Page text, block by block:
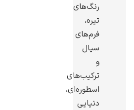
رنگ‌های
تیره،
فرم‌های
سیال
و
ترکیب‌های
اسطوره‌ای،
دنیایی